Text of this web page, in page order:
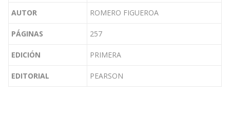
AUTOR ROMERO FIGUEROA
PÁGINAS 257
EDICIÓN PRIMERA
EDITORIAL PEARSON